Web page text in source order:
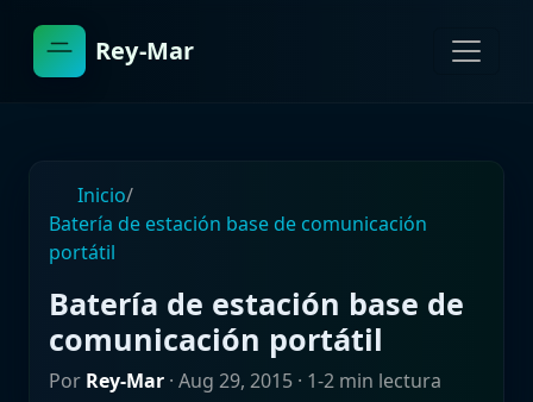
Rey-Mar
Inicio/
Batería de estación base de comunicación
portátil
Batería de estación base de
comunicación portátil
Por Rey-Mar · Aug 29, 2015 · 1-2 min lectura